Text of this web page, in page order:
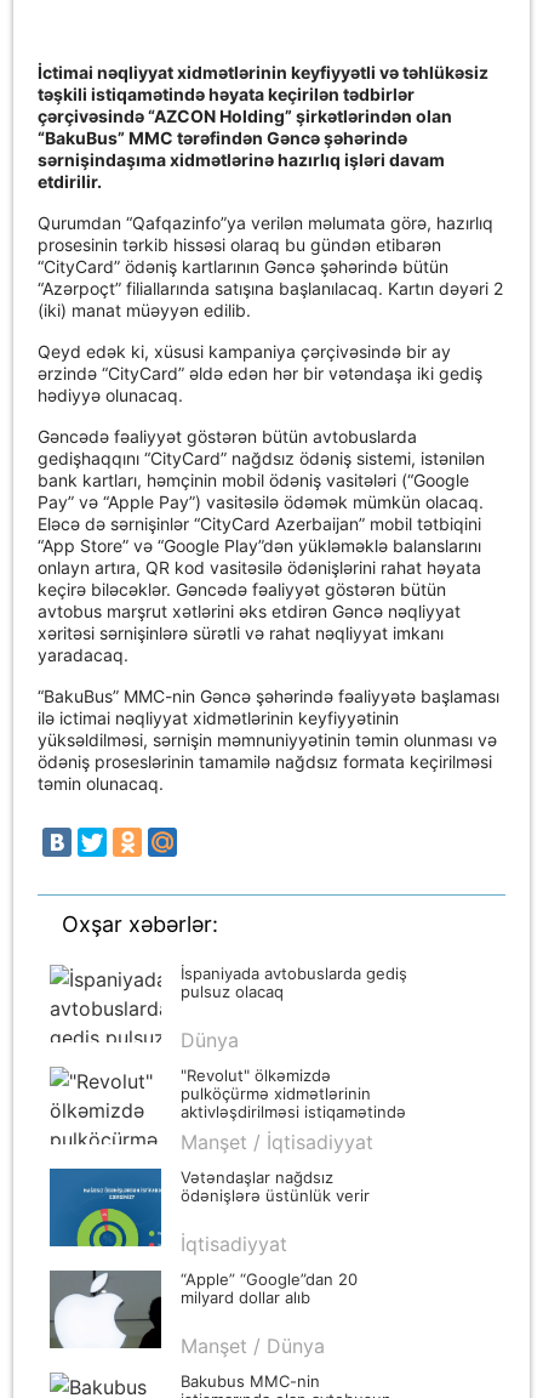
İctimai nəqliyyat xidmətlərinin keyfiyyətli və təhlükəsiz
təşkili istiqamətində həyata keçirilən tədbirlər
çərçivəsində “AZCON Holding” şirkətlərindən olan
“BakuBus” MMC tərəfindən Gəncə şəhərində
sərnişindaşıma xidmətlərinə hazırlıq işləri davam
etdirilir.
Qurumdan “Qafqazinfo”ya verilən məlumata görə, hazırlıq
prosesinin tərkib hissəsi olaraq bu gündən etibarən
“CityCard” ödəniş kartlarının Gəncə şəhərində bütün
“Azərpoçt” filiallarında satışına başlanılacaq. Kartın dəyəri 2
(iki) manat müəyyən edilib.
Qeyd edək ki, xüsusi kampaniya çərçivəsində bir ay
ərzində “CityCard” əldə edən hər bir vətəndaşa iki gediş
hədiyyə olunacaq.
Gəncədə fəaliyyət göstərən bütün avtobuslarda
gedişhaqqını “CityCard” nağdsız ödəniş sistemi, istənilən
bank kartları, həmçinin mobil ödəniş vasitələri (“Google
Pay” və “Apple Pay”) vasitəsilə ödəmək mümkün olacaq.
Eləcə də sərnişinlər “CityCard Azerbaijan” mobil tətbiqini
“App Store” və “Google Play”dən yükləməklə balanslarını
onlayn artıra, QR kod vasitəsilə ödənişlərini rahat həyata
keçirə biləcəklər. Gəncədə fəaliyyət göstərən bütün
avtobus marşrut xətlərini əks etdirən Gəncə nəqliyyat
xəritəsi sərnişinlərə sürətli və rahat nəqliyyat imkanı
yaradacaq.
“BakuBus” MMC-nin Gəncə şəhərində fəaliyyətə başlaması
ilə ictimai nəqliyyat xidmətlərinin keyfiyyətinin
yüksəldilməsi, sərnişin məmnuniyyətinin təmin olunması və
ödəniş proseslərinin tamamilə nağdsız formata keçirilməsi
təmin olunacaq.
Oxşar xəbərlər:
İspaniyada avtobuslarda gediş
pulsuz olacaq
Dünya
"Revolut" ölkəmizdə
pulköçürmə xidmətlərinin
aktivləşdirilməsi istiqamətində
düşünür - Mərkəzi Bank
Manşet / İqtisadiyyat
Vətəndaşlar nağdsız
ödənişlərə üstünlük verir
İqtisadiyyat
“Apple” “Google”dan 20
milyard dollar alıb
Manşet / Dünya
Bakubus MMC-nin